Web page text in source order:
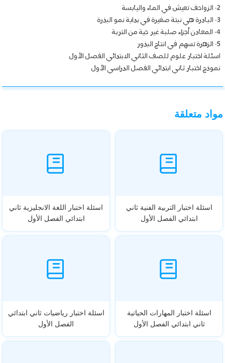
2- الزواحف تعيش في الماء واليابسة
3- البادرة هي نبتة صغيرة في بداية نمو البذرة
4- المعادن أجزاء صلبة غير حية من التربة
5- الزهرة تسهم في انتاج البذور
اسئلة اختبار علوم للصف الثاني الابتدائي الفصل الأول
نموذج اختبار ثاني ابتدائي الفصل الدراسي الأول
مواد متعلقة
اسئلة اختبار التربية الفنية ثاني
ابتدائي الفصل الأول
اسئلة اختبار اللغة الانجليزية ثاني
ابتدائي الفصل الأول
اسئلة اختبار المهارات الحياتية
ثاني ابتدائي الفصل الأول
اسئلة اختبار رياضيات ثاني ابتدائي
الفصل الأول